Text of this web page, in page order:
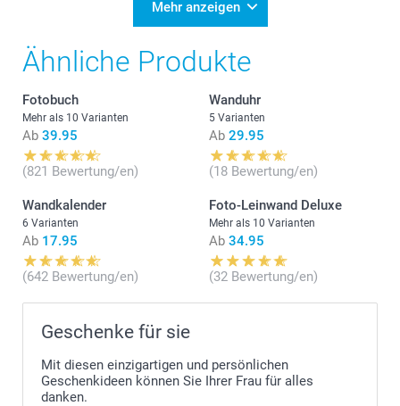
Mehr anzeigen
Ähnliche Produkte
Fotobuch
Mehr als 10 Varianten
Ab 39.95
(821 Bewertung/en)
Wanduhr
5 Varianten
Ab 29.95
(18 Bewertung/en)
Wandkalender
6 Varianten
Ab 17.95
(642 Bewertung/en)
Foto-Leinwand Deluxe
Mehr als 10 Varianten
Ab 34.95
(32 Bewertung/en)
Geschenke für sie
Mit diesen einzigartigen und persönlichen
Geschenkideen können Sie Ihrer Frau für alles
danken.